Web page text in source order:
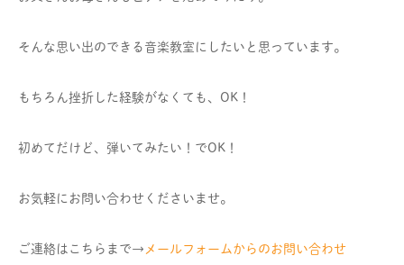
そんな思い出のできる音楽教室にしたいと思っています。
もちろん挫折した経験がなくても、OK！
初めてだけど、弾いてみたい！でOK！
お気軽にお問い合わせくださいませ。
ご連絡はこちらまで→ メールフォームからのお問い合わせ